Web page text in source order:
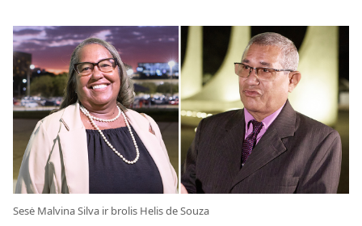
Sesė Malvina Silva ir brolis Helis de Souza